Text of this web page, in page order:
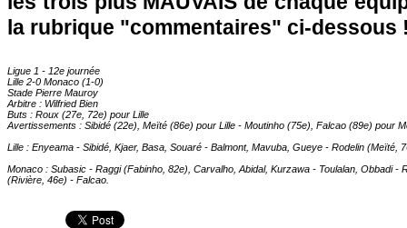
la rubrique "commentaires" ci-dessous
Ligue 1 - 12e journée
Lille 2-0 Monaco (1-0)
Stade Pierre Mauroy
Arbitre : Wilfried Bien
Buts : Roux (27e, 72e) pour Lille
Avertissements : Sibidé (22e), Meïté (86e) pour Lille - Moutinho (75e), Falcao (89e) pour
Lille : Enyeama - Sibidé, Kjaer, Basa, Souaré - Balmont, Mavuba, Gueye - Rodelin (Meïté,
Monaco : Subasic - Raggi (Fabinho, 82e), Carvalho, Abidal, Kurzawa - Toulalan, Obbadi -
(Rivière, 46e) - Falcao.